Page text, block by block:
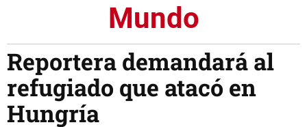
Mundo
Reportera demandará al
refugiado que atacó en
Hungría